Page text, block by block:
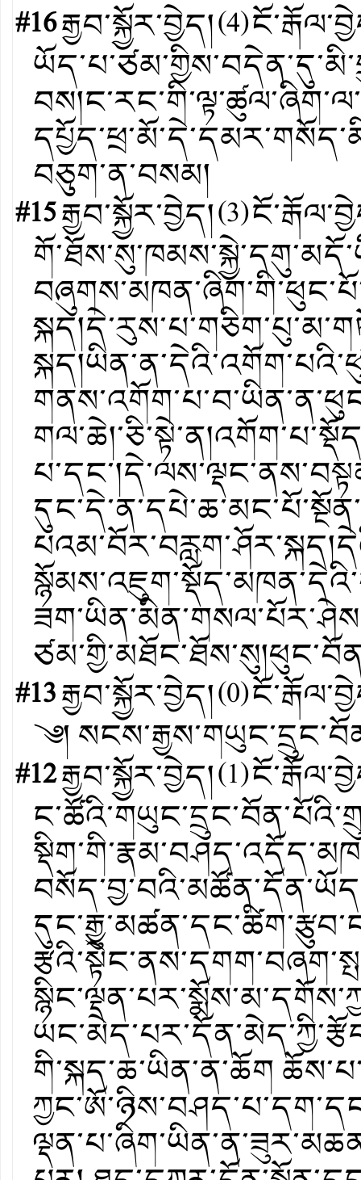
#16རྒྱབ་སྐྱོར་བྱེད།(4)
བཅུག་ན་བསམ།
#15རྒྱབ་སྐྱོར་བྱེད།(3)
#13རྒྱབ་སྐྱོར་བྱེད།(0)
༄།
#12རྒྱབ་སྐྱོར་བྱེད།(1)
གི་སྐད་ཆ་ཡིན་ན་ཆོག